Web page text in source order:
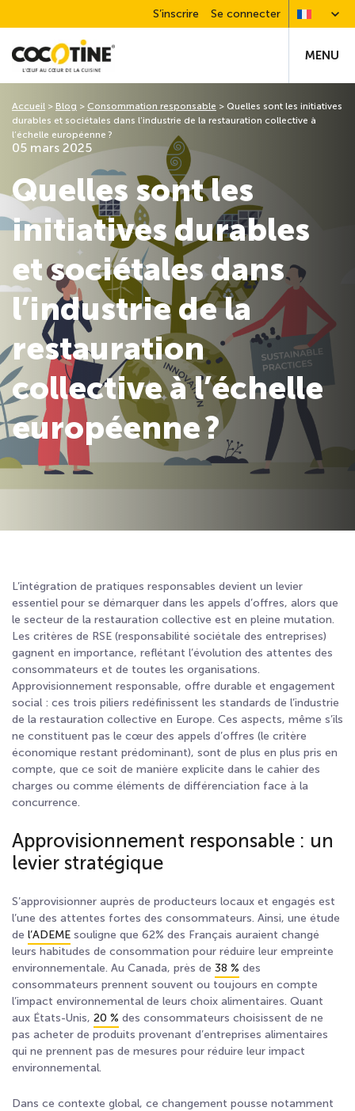
S’inscrire Se connecter
MENU
05 mars 2025
Quelles sont les
initiatives durables
et sociétales dans
l’industrie de la
restauration
collective à l’échelle
européenne ?
Accueil > Blog > Consommation responsable > Quelles sont les initiatives
durables et sociétales dans l’industrie de la restauration collective à
l’échelle européenne ?
L’intégration de pratiques responsables devient un levier
essentiel pour se démarquer dans les appels d’offres, alors que
le secteur de la restauration collective est en pleine mutation.
Les critères de RSE (responsabilité sociétale des entreprises)
gagnent en importance, reflétant l’évolution des attentes des
consommateurs et de toutes les organisations.
Approvisionnement responsable, offre durable et engagement
social : ces trois piliers redéfinissent les standards de l’industrie
de la restauration collective en Europe. Ces aspects, même s’ils
ne constituent pas le cœur des appels d’offres (le critère
économique restant prédominant), sont de plus en plus pris en
compte, que ce soit de manière explicite dans le cahier des
charges ou comme éléments de différenciation face à la
concurrence.
Approvisionnement responsable : un
levier stratégique
S’approvisionner auprès de producteurs locaux et engagés est
l’une des attentes fortes des consommateurs. Ainsi, une étude
de l’ADEME souligne que 62 % des Français auraient changé
leurs habitudes de consommation pour réduire leur empreinte
environnementale. Au Canada, près de 38 % des
consommateurs prennent souvent ou toujours en compte
l’impact environnemental de leurs choix alimentaires. Quant
aux États-Unis, 20 % des consommateurs choisissent de ne
pas acheter de produits provenant d’entreprises alimentaires
qui ne prennent pas de mesures pour réduire leur impact
environnemental.
Dans ce contexte global, ce changement pousse notamment